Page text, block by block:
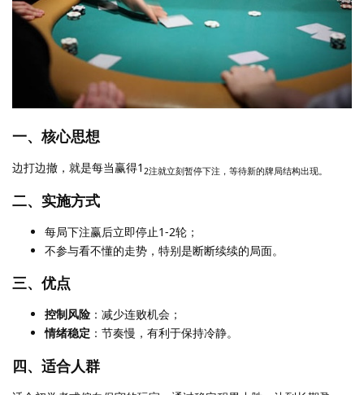
一、核心思想
边打边撤，就是每当赢得1 2注就立刻暂停下注，等待新的牌局结构出现。
二、实施方式
每局下注赢后立即停止1-2轮；
不参与看不懂的走势，特别是断断续续的局面。
三、优点
控制风险 ：减少连败机会；
情绪稳定 ：节奏慢，有利于保持冷静。
四、适合人群